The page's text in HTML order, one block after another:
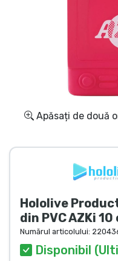
Apăsați de două
Hololive
din PVC AZKi 10
Numărul articolului:
Disponibil
Transport și
Sortare după
Sortare după
Sortare după
Sortare după
Sortare după
Sortare după
Sortare după